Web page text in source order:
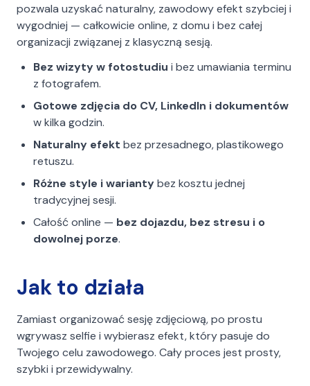
pozwala uzyskać naturalny, zawodowy efekt szybciej i
wygodniej — całkowicie online, z domu i bez całej
organizacji związanej z klasyczną sesją.
Bez wizyty w fotostudiu i bez umawiania terminu
z fotografem.
Gotowe zdjęcia do CV, LinkedIn i dokumentów
w kilka godzin.
Naturalny efekt bez przesadnego, plastikowego
retuszu.
Różne style i wariantybez kosztu jednej
tradycyjnej sesji.
Całość online — bez dojazdu, bez stresu i o
dowolnej porze.
Jak to działa
Zamiast organizować sesję zdjęciową, po prostu
wgrywasz selfie i wybierasz efekt, który pasuje do
Twojego celu zawodowego. Cały proces jest prosty,
szybki i przewidywalny.